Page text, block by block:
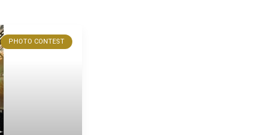
PHOTO CONTEST